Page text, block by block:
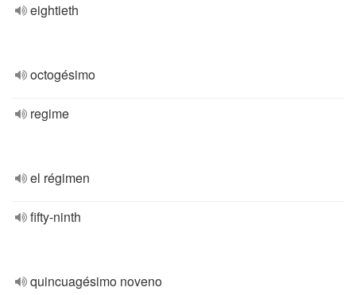
eightieth
octogésimo
regime
el régimen
fifty-ninth
quincuagésimo noveno